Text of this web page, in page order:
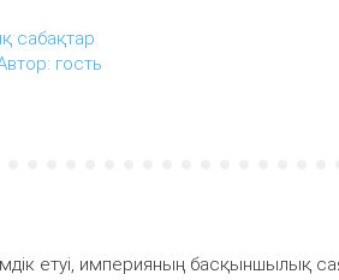
сабақтар
гость
етуі, империяның басқыншылық